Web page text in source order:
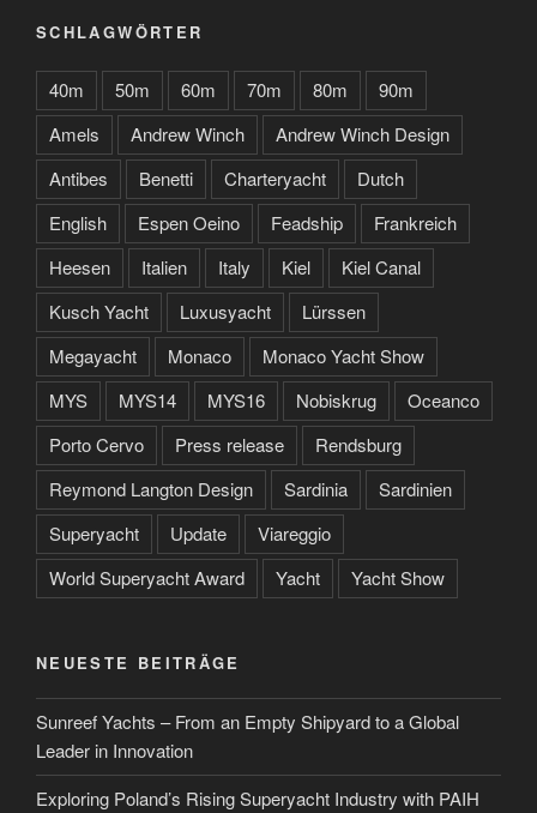
SCHLAGWÖRTER
40m 50m 60m 70m 80m
90m
Amels
Andrew Winch
Andrew Winch Design
Antibes
Benetti Charteryacht
Dutch
English
Espen Oeino Feadship
Frankreich
Heesen
Italien Italy Kiel
Kiel Canal
Kusch Yacht
Luxusyacht
Lürssen
Megayacht
Monaco
Monaco Yacht Show
MYS
MYS14 MYS16 Nobiskrug
Oceanco
Porto Cervo
Press release
Rendsburg
Reymond Langton Design
Sardinia
Sardinien
Superyacht
Update
Viareggio
World Superyacht Award
Yacht Yacht Show
NEUESTE BEITRÄGE
Sunreef Yachts – From an Empty Shipyard to a Global
Leader in Innovation
Exploring Poland’s Rising Superyacht Industry with PAIH